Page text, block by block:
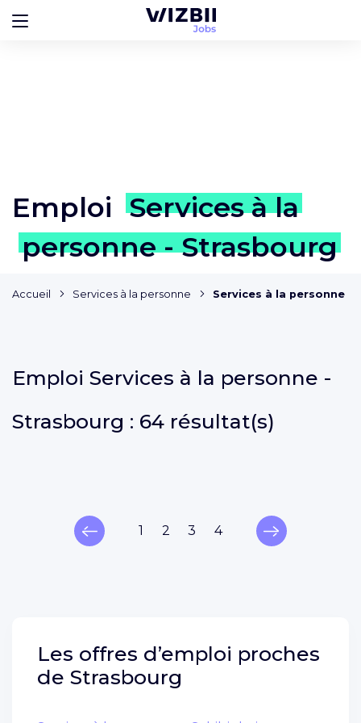
Emploi Services à la
personne - Strasbourg
Accueil Services à la personne Services à la personne -
Emploi Services à la personne -
Strasbourg : 64 résultat(s)
1 2 3 4
Les offres d’emploi proches
de Strasbourg